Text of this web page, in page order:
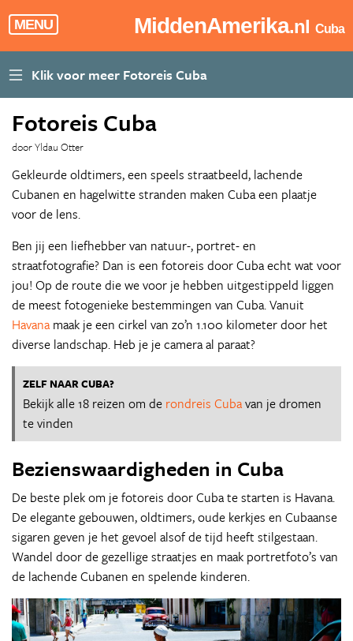
MENU MiddenAmerika.nl Cuba
Fotoreis Cuba
door Yldau Otter
Gekleurde oldtimers, een speels straatbeeld, lachende
Cubanen en hagelwitte stranden maken Cuba een plaatje
voor de lens.
Ben jij een liefhebber van natuur-, portret- en
straatfotografie? Dan is een fotoreis door Cuba echt wat voor
jou! Op de route die we voor je hebben uitgestippeld liggen
de meest fotogenieke bestemmingen van Cuba. Vanuit
Havana maak je een cirkel van zo’n 1.100 kilometer door het
diverse landschap. Heb je je camera al paraat?
ZELF NAAR CUBA?
Bekijk alle 18 reizen om de rondreis Cubavan je dromen
te vinden
Bezienswaardigheden in Cuba
De beste plek om je fotoreis door Cuba te starten is Havana.
De elegante gebouwen, oldtimers, oude kerkjes en Cubaanse
sigaren geven je het gevoel alsof de tijd heeft stilgestaan.
Wandel door de gezellige straatjes en maak portretfoto’s van
de lachende Cubanen en spelende kinderen.